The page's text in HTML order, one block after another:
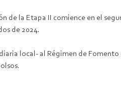
la Etapa II comience en el
de 2024.
local- al Régimen de